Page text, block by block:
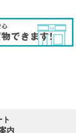
内